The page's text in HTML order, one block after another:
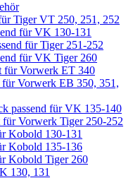
Tiger VT 250, 251, 252
für VK 130-131
für Tiger 251-252
für VK Tiger 260
für Vorwerk ET 340
für Vorwerk EB 350, 351,
passend für VK 135-140
für Vorwerk Tiger 250-252
Kobold 130-131
Kobold 135-136
Kobold Tiger 260
130, 131